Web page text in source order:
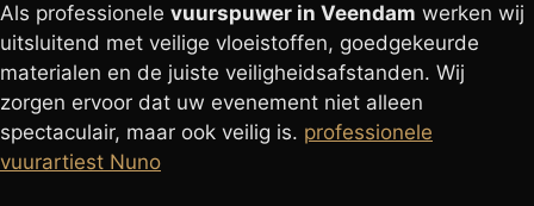
Als professionele vuurspuwer in Veendam werken wij
uitsluitend met veilige vloeistoffen, goedgekeurde
materialen en de juiste veiligheidsafstanden. Wij
zorgen ervoor dat uw evenement niet alleen
spectaculair, maar ook veilig is. professionele
vuurartiest Nuno